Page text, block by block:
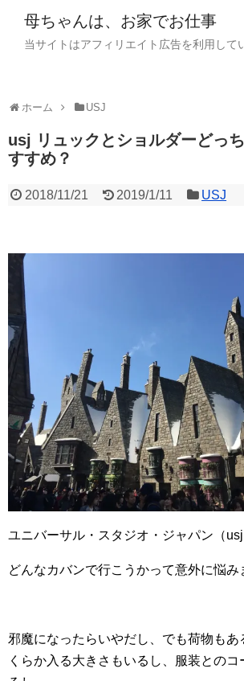
母ちゃんは、お家でお仕事
当サイトはアフィリエイト広告を利用して
ホーム USJ
usj リュックとショルダーどっ
すすめ？
2018/11/21 2019/1/11 USJ
ユニバーサル・スタジオ・ジャパン（usj
どんなカバンで行こうかって意外に悩み
邪魔になったらいやだし、でも荷物もあ
くらか入る大きさもいるし、服装との